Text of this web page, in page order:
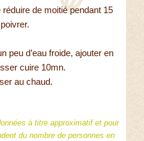
de moitié pendant 15
peu d’eau froide, ajouter en
cuire 10mn.
au chaud.
à titre approximatif et pour
du nombre de personnes en